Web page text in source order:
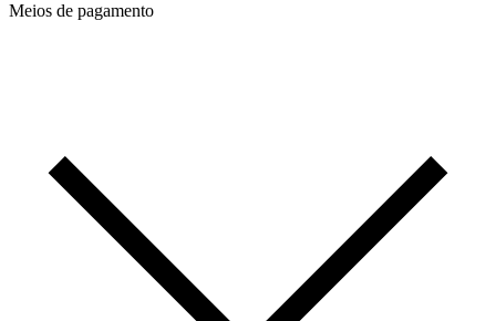
Meios de pagamento